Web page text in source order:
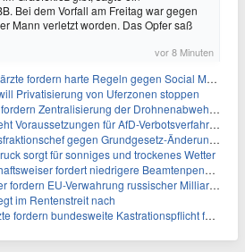
Bei dem Vorfall am Freitag war gegen
Mann verletzt worden. Das Opfer saß
vor 8 Minuten
fordern harte Regeln gegen Social Media
Privatisierung von Uferzonen stoppen
Zentralisierung der Drohnenabwehr bei Bundespolizei
Voraussetzungen für AfD-Verbotsverfahren nicht gegeben
gegen Grundgesetz-Änderung für queere Rechte
sorgt für sonniges und trockenes Wetter
fordert niedrigere Beamtenpensionen
fordern EU-Verwahrung russischer Milliarden
im Rentenstreit nach
fordern bundesweite Kastrationspflicht für Katzen